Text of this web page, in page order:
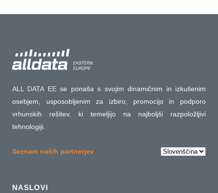
ALL DATA EEse ponaša s svojim dinamičnim in izkušenim
osebjem, usposobljenim za izbiro, promocijo in podporo
vrhunskih rešitev, ki temeljijo na najboljši razpoložljivi
tehnologiji.
Seznam naših partnerjev
Choose
NASLOVI